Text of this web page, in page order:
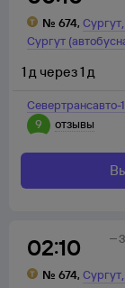
№ 674, Сургут,
Сургут
Севертрансавто-1
9
отзывы
1 д через1 д
02:10
№ 674, Сургут,